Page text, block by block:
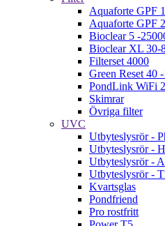
Aquaforte GPF
Aquaforte GPF
Bioclear 5 -
Bioclear XL 30-
Filterset 4000
Green Reset 40
PondLink WiFi
Skimrar
Övriga filter
UVC
Utbyteslysrör -
Utbyteslysrör -
Utbyteslysrör -
Utbyteslysrör -
Kvartsglas
Pondfriend
Pro rostfritt